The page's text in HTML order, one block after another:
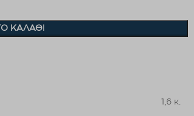
ΚΑΛΆΘΙ
1,6 κ.